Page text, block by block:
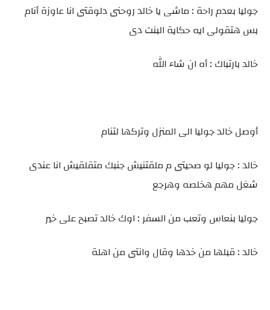
جوليا بعدم راحة : ماشى يا خالد روحنى دلوقتى انا عاوزة أنام
بس هتقولى ايه حكاية البنت دى
خالد بارتباك : أه ان شاء الله
أوصل خالد جوليا الى المنزل وتركها لتنام
خالد : جوليا لو صحيتى م ملقتنيش جنبك متقلقيش انا عندى
شغل مهم هخلصه وهرجع
جوليا بنعاس وتعب من السفر : اوك خالد تصبح على خير
خالد : قبلها من خدها وقال وانتى من اهلة